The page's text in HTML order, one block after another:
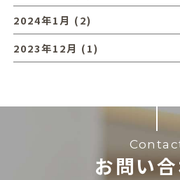
2024年1月 (2)
2023年12月 (1)
お問い